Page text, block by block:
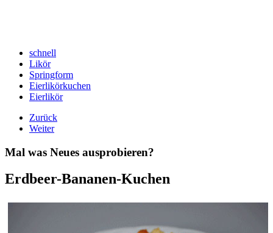
schnell
Likör
Springform
Eierlikörkuchen
Eierlikör
Zurück
Weiter
Mal was Neues ausprobieren?
Erdbeer-Bananen-Kuchen